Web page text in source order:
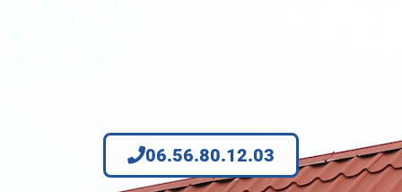
06.56.80.12.03